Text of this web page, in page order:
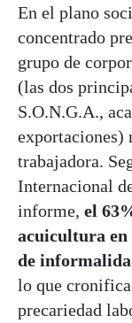
En el plano
concentrado
grupo de
(las dos
S.O.N.G.A.,
exportaciones)
trabajadora.
Internacional
informe, el
acuicultura en
de
lo que
precariedad